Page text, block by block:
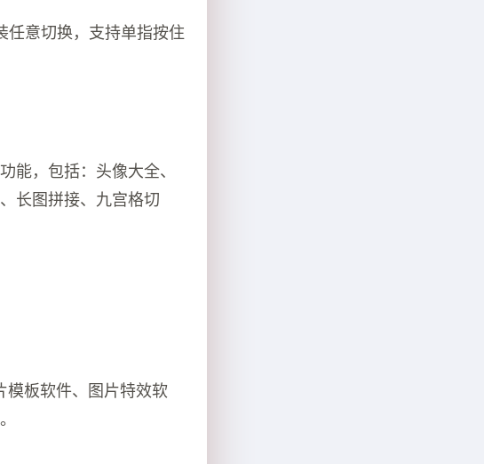
任意切换，支持单指按住
能，包括：头像大全、
长图拼接、九宫格切
模板软件、图片特效软